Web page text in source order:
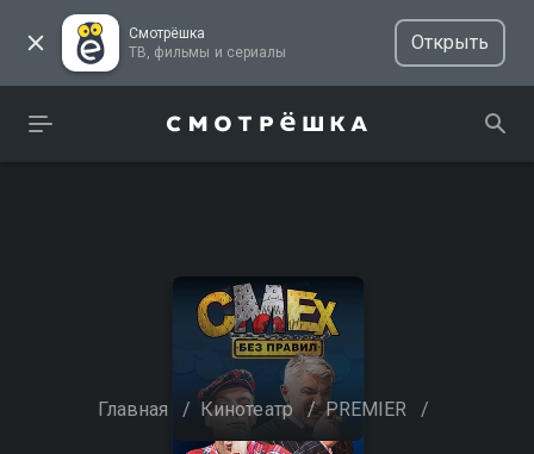
Смотрёшка
ТВ, фильмы и сериалы
Открыть
Главная / Кинотеатр / PREMIER /